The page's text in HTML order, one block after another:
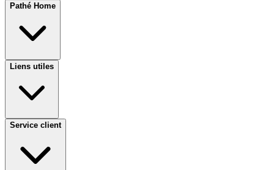
Pathé Home
Liens utiles
Service client